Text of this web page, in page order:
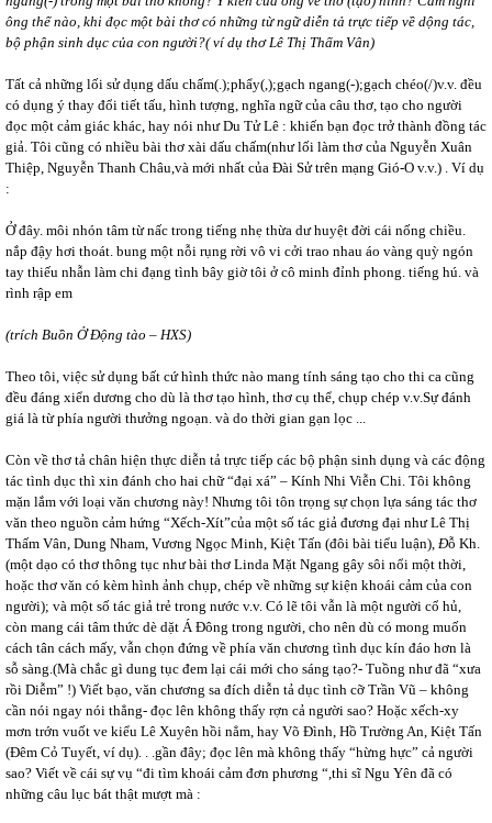
ông thế nào, khi đọc một bài thơ có những từ ngữ diễn tả trực tiếp về dộng tác,
bộ phận sinh dục của con người?( ví dụ thơ Lê Thị Thấm Vân)
Tất cả những lối sử dụng dấu chấm(.);phẩy(,);gạch ngang(-);gạch chéo(/)v.v. đều
có dụng ý thay đổi tiết tấu, hình tượng, nghĩa ngữ của câu thơ, tạo cho người
đọc một cảm giác khác, hay nói như Du Tử Lê : khiến bạn đọc trở thành đồng tác
giả. Tôi cũng có nhiều bài thơ xài dấu chấm(như lối làm thơ của Nguyễn Xuân
Thiệp, Nguyễn Thanh Châu,và mới nhất của Đài Sử trên mạng Gió-O v.v.) . Ví dụ
:
Ở đây. môi nhón tâm từ nấc trong tiếng nhẹ thừa dư huyệt đời cái nống chiều.
nắp đậy hơi thoát. bung một nỗi rụng rời vô vi cởi trao nhau áo vàng quỳ ngón
tay thiếu nhẫn làm chi đạng tình bây giờ tôi ở cô minh đỉnh phong. tiếng hú. và
rình rập em
(trích Buồn Ở Động tào – HXS)
Theo tôi, việc sử dụng bất cứ hình thức nào mang tính sáng tạo cho thi ca cũng
đều đáng xiển dương cho dù là thơ tạo hình, thơ cụ thể, chụp chép v.v.Sự đánh
giá là từ phía người thưởng ngoạn. và do thời gian gạn lọc ...
Còn về thơ tả chân hiện thực diễn tả trực tiếp các bộ phận sinh dụng và các động
tác tình dục thì xin đánh cho hai chữ “đại xá” – Kính Nhi Viễn Chi. Tôi không
mặn lắm với loại văn chương này! Nhưng tôi tôn trọng sự chọn lựa sáng tác thơ
văn theo nguồn cảm hứng “Xếch-Xít”của một số tác giả đương đại như Lê Thị
Thấm Vân, Dung Nham, Vương Ngọc Minh, Kiệt Tấn (đôi bài tiểu luận), Đỗ Kh.
(một dạo có thơ thông tục như bài thơ Linda Mặt Ngang gây sôi nổi một thời,
hoặc thơ văn có kèm hình ảnh chụp, chép về những sự kiện khoái cảm của con
người); và một số tác giả trẻ trong nước v.v. Có lẽ tôi vẫn là một người cổ hủ,
còn mang cái tâm thức dè dặt Á Đông trong người, cho nên dù có mong muốn
cách tân cách mấy, vẫn chọn đứng về phía văn chương tình dục kín đáo hơn là
sỗ sàng.(Mà chắc gì dung tục đem lại cái mới cho sáng tạo?- Tuồng như đã “xưa
rồi Diễm” !) Viết bạo, văn chương sa đích diễn tả dục tình cỡ Trần Vũ – không
cần nói ngay nói thẳng- đọc lên không thấy rợn cả người sao? Hoặc xếch-xy
mơn trớn vuốt ve kiểu Lê Xuyên hồi nẳm, hay Võ Đình, Hồ Trường An, Kiệt Tấn
(Đêm Cỏ Tuyết, ví dụ). . .gần đây; đọc lên mà không thấy “hừng hực” cả người
sao? Viết về cái sự vụ “đi tìm khoái cảm đơn phương “,thi sĩ Ngu Yên đã có
những câu lục bát thật mượt mà :